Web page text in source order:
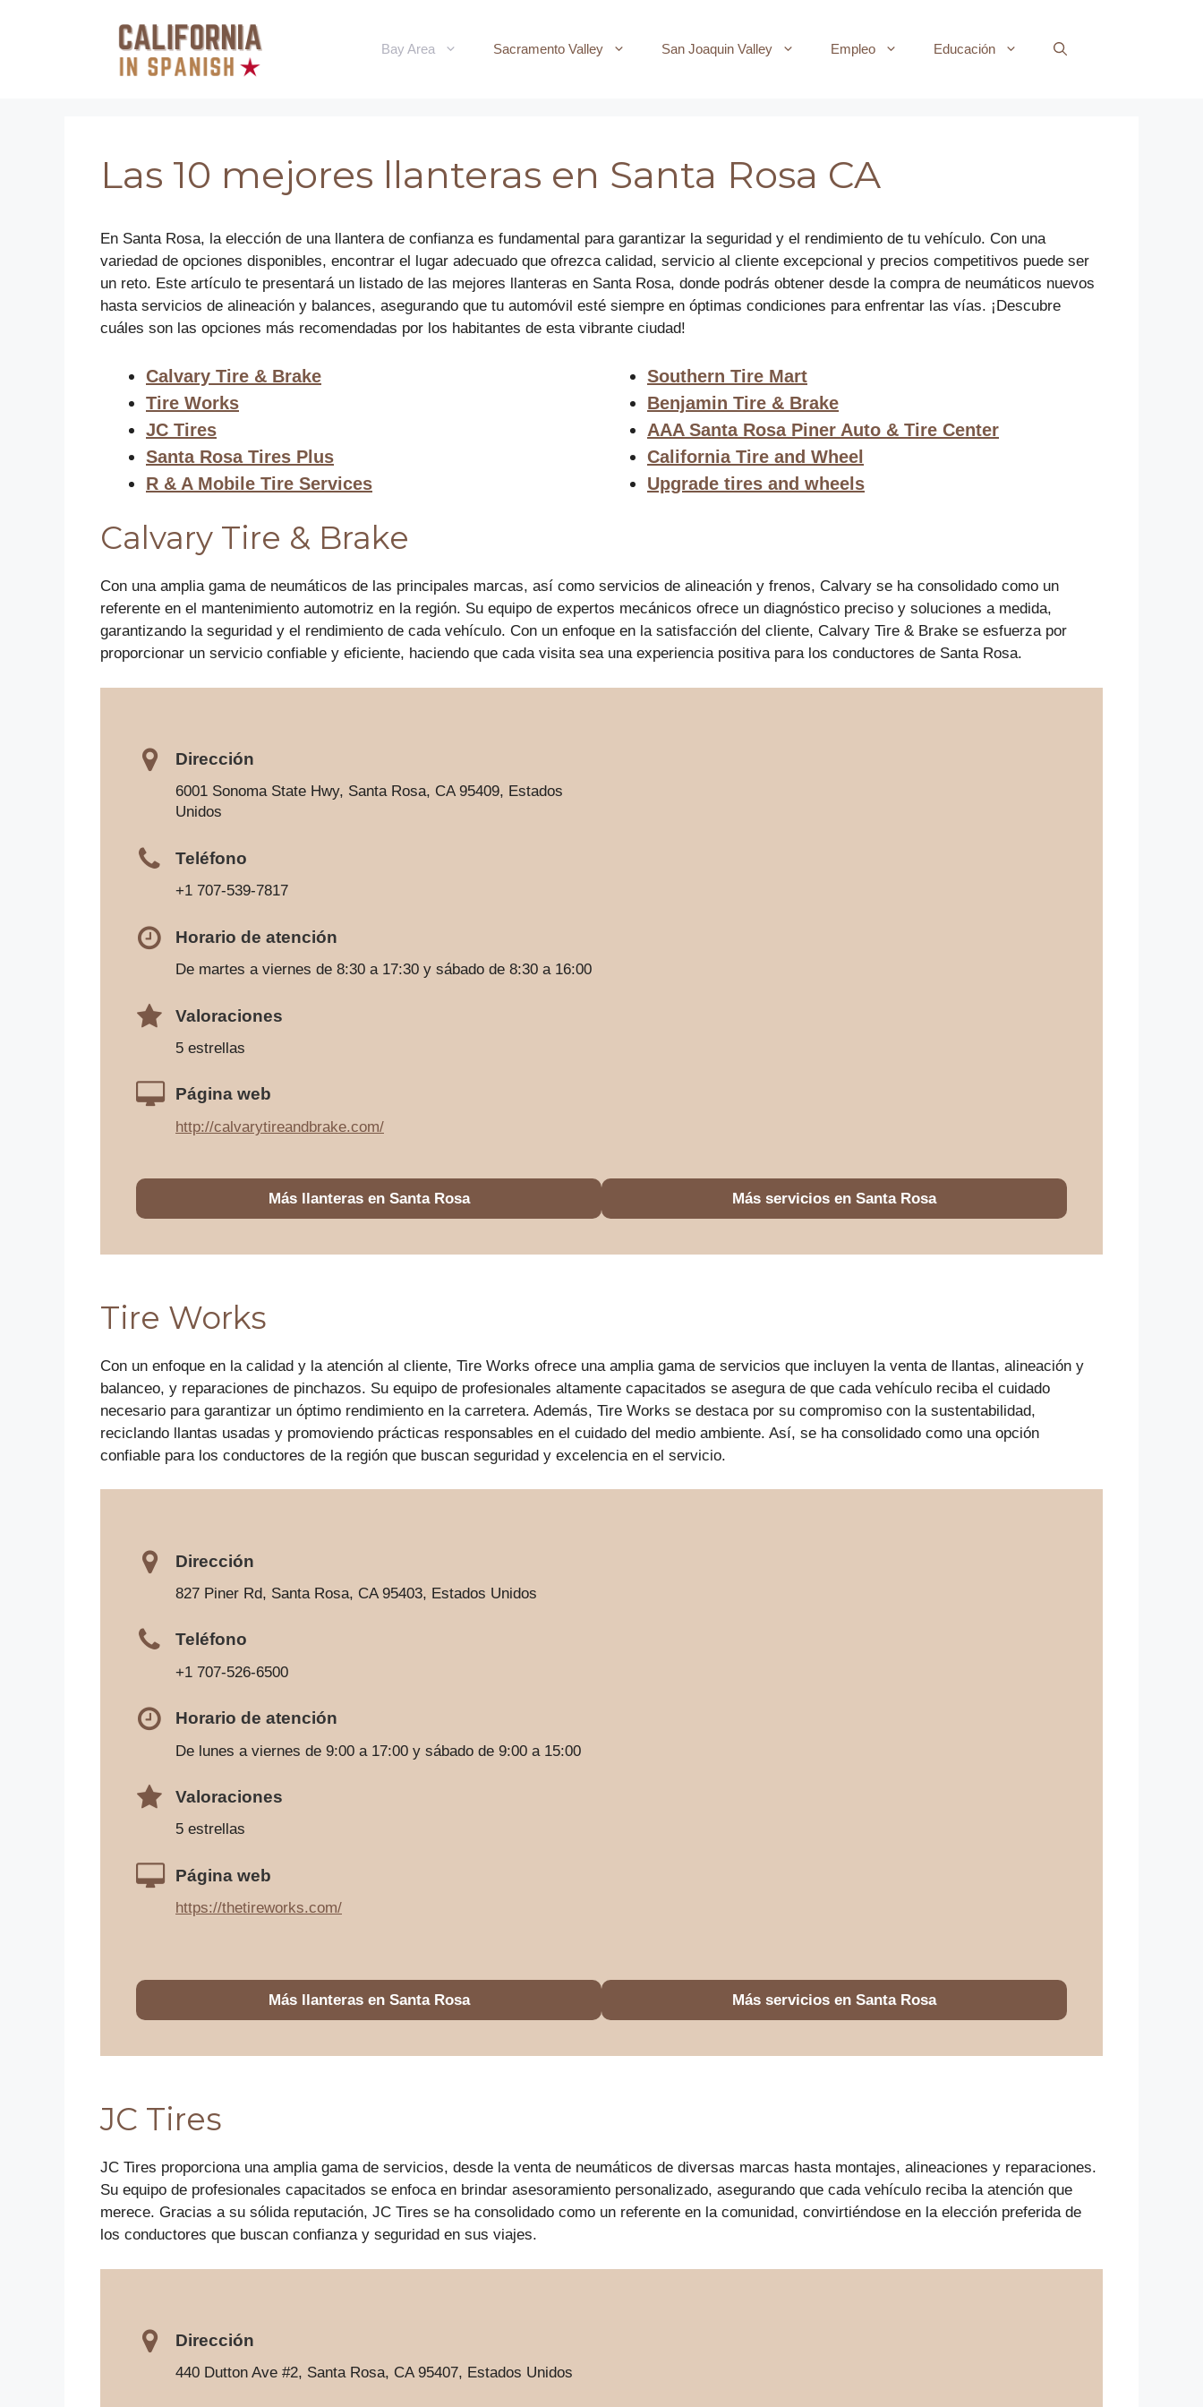
Bay Area Sacramento Valley San Joaquin Valley Empleo Educación
Las 10 mejores llanteras en Santa Rosa CA
En Santa Rosa, la elección de una llantera de confianza es fundamental para garantizar la seguridad y el rendimiento de tu vehículo. Con una
variedad de opciones disponibles, encontrar el lugar adecuado que ofrezca calidad, servicio al cliente excepcional y precios competitivos puede ser
un reto. Este artículo te presentará un listado de las mejores llanteras en Santa Rosa, donde podrás obtener desde la compra de neumáticos nuevos
hasta servicios de alineación y balances, asegurando que tu automóvil esté siempre en óptimas condiciones para enfrentar las vías. ¡Descubre
cuáles son las opciones más recomendadas por los habitantes de esta vibrante ciudad!
Calvary Tire & Brake
Tire Works
JC Tires
Santa Rosa Tires Plus
R & A Mobile Tire Services
Southern Tire Mart
Benjamin Tire & Brake
AAA Santa Rosa Piner Auto & Tire Center
California Tire and Wheel
Upgrade tires and wheels
Calvary Tire & Brake
Con una amplia gama de neumáticos de las principales marcas, así como servicios de alineación y frenos, Calvary se ha consolidado como un
referente en el mantenimiento automotriz en la región. Su equipo de expertos mecánicos ofrece un diagnóstico preciso y soluciones a medida,
garantizando la seguridad y el rendimiento de cada vehículo. Con un enfoque en la satisfacción del cliente, Calvary Tire & Brake se esfuerza por
proporcionar un servicio confiable y eficiente, haciendo que cada visita sea una experiencia positiva para los conductores de Santa Rosa.
Dirección
6001 Sonoma State Hwy, Santa Rosa, CA 95409, Estados
Unidos
Teléfono
+1 707-539-7817
Horario de atención
De martes a viernes de 8:30 a 17:30 y sábado de 8:30 a 16:00
Valoraciones
5 estrellas
Página web
http://calvarytireandbrake.com/
Más llanteras en Santa Rosa Más servicios en Santa Rosa
Tire Works
Con un enfoque en la calidad y la atención al cliente, Tire Works ofrece una amplia gama de servicios que incluyen la venta de llantas, alineación y
balanceo, y reparaciones de pinchazos. Su equipo de profesionales altamente capacitados se asegura de que cada vehículo reciba el cuidado
necesario para garantizar un óptimo rendimiento en la carretera. Además, Tire Works se destaca por su compromiso con la sustentabilidad,
reciclando llantas usadas y promoviendo prácticas responsables en el cuidado del medio ambiente. Así, se ha consolidado como una opción
confiable para los conductores de la región que buscan seguridad y excelencia en el servicio.
Dirección
827 Piner Rd, Santa Rosa, CA 95403, Estados Unidos
Teléfono
+1 707-526-6500
Horario de atención
De lunes a viernes de 9:00 a 17:00 y sábado de 9:00 a 15:00
Valoraciones
5 estrellas
Página web
https://thetireworks.com/
Más llanteras en Santa Rosa Más servicios en Santa Rosa
JC Tires
JC Tires proporciona una amplia gama de servicios, desde la venta de neumáticos de diversas marcas hasta montajes, alineaciones y reparaciones.
Su equipo de profesionales capacitados se enfoca en brindar asesoramiento personalizado, asegurando que cada vehículo reciba la atención que
merece. Gracias a su sólida reputación, JC Tires se ha consolidado como un referente en la comunidad, convirtiéndose en la elección preferida de
los conductores que buscan confianza y seguridad en sus viajes.
Dirección
440 Dutton Ave #2, Santa Rosa, CA 95407, Estados Unidos